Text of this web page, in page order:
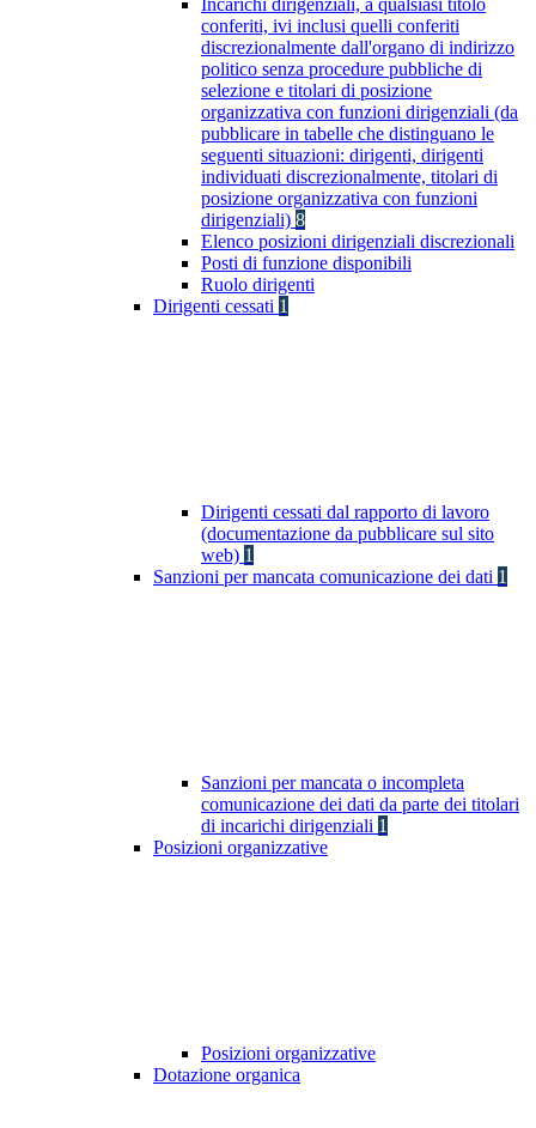
Incarichi dirigenziali, a qualsiasi titolo
conferiti, ivi inclusi quelli conferiti
discrezionalmente dall'organo di indirizzo
politico senza procedure pubbliche di
selezione e titolari di posizione
organizzativa con funzioni dirigenziali (da
pubblicare in tabelle che distinguano le
seguenti situazioni: dirigenti, dirigenti
individuati discrezionalmente, titolari di
posizione organizzativa con funzioni
dirigenziali) 8
Elenco posizioni dirigenziali discrezionali
Posti di funzione disponibili
Ruolo dirigenti
Dirigenti cessati 1
Dirigenti cessati dal rapporto di lavoro
(documentazione da pubblicare sul sito
web) 1
Sanzioni per mancata comunicazione dei dati 1
Sanzioni per mancata o incompleta
comunicazione dei dati da parte dei titolari
di incarichi dirigenziali 1
Posizioni organizzative
Posizioni organizzative
Dotazione organica